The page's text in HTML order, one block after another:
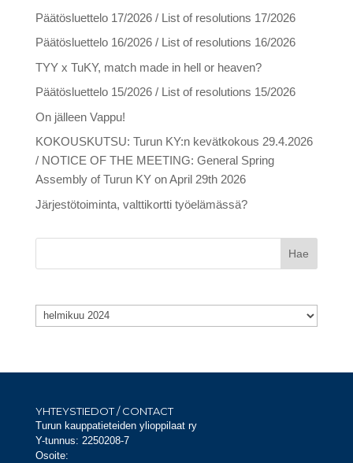
Päätösluettelo 17/2026 / List of resolutions 17/2026
Päätösluettelo 16/2026 / List of resolutions 16/2026
TYY x TuKY, match made in hell or heaven?
Päätösluettelo 15/2026 / List of resolutions 15/2026
On jälleen Vappu!
KOKOUSKUTSU: Turun KY:n kevätkokous 29.4.2026
/ NOTICE OF THE MEETING: General Spring
Assembly of Turun KY on April 29th 2026
Järjestötoiminta, valttikortti työelämässä?
Arkistot
YHTEYSTIEDOT / CONTACT
Turun kauppatieteiden ylioppilaat ry
Y-tunnus: 2250208-7
Osoite: